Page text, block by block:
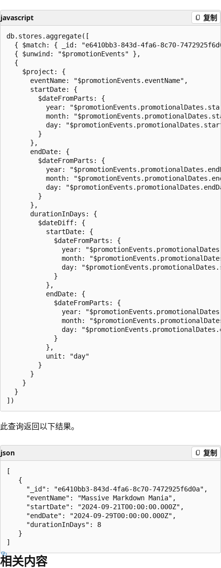
javascript 复制
db.stores.aggregate([
{ $match: { _id: "e6410bb3-843d-4fa6-8c70-
  { $unwind: "$promotionEvents" },
  {
    $project: {
      eventName: "$promotionEvents.eventName",
      startDate: {
        $dateFromParts: {
year:
month:
day:
        }
      },
      endDate: {
        $dateFromParts: {
year:
month:
day:
        }
      },
      durationInDays: {
        $dateDiff: {
          startDate: {
            $dateFromParts: {
year:
month:
day:
            }
          },
          endDate: {
            $dateFromParts: {
year:
month:
day:
            }
          },
          unit: "day"
        }
      }
    }
  }
此查询返回以下结果。
json 复制
[
   {
     "_id": "e6410bb3-843d-4fa6-8c70-7472925f6d0a",
     "eventName": "Massive Markdown Mania",
     "startDate": "2024-09-21T00:00:00.000Z",
     "endDate": "2024-09-29T00:00:00.000Z",
     "durationInDays": 8
   }
相关内容